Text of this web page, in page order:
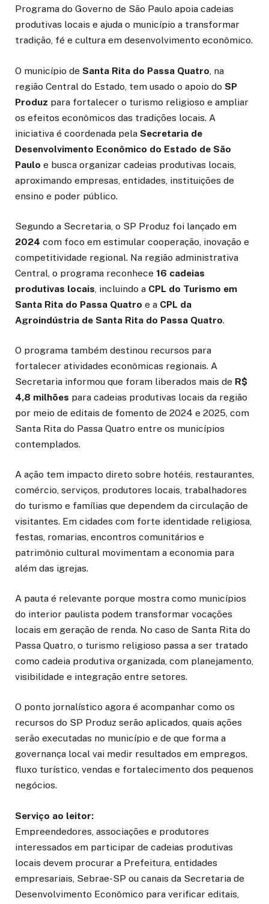
Programa do Governo de São Paulo apoia cadeias
produtivas locais e ajuda o município a transformar
tradição, fé e cultura em desenvolvimento econômico.
O município de Santa Rita do Passa Quatro , na
região Central do Estado, tem usado o apoio do SP
Produz para fortalecer o turismo religioso e ampliar
os efeitos econômicos das tradições locais. A
iniciativa é coordenada pela Secretaria de
Desenvolvimento Econômico do Estado de São
Paulo e busca organizar cadeias produtivas locais,
aproximando empresas, entidades, instituições de
ensino e poder público.
Segundo a Secretaria, o SP Produz foi lançado em
2024 com foco em estimular cooperação, inovação e
competitividade regional. Na região administrativa
Central, o programa reconhece 16 cadeias
produtivas locais , incluindo a CPL do Turismo em
Santa Rita do Passa Quatro e a CPL da
Agroindústria de Santa Rita do Passa Quatro.
O programa também destinou recursos para
fortalecer atividades econômicas regionais. A
Secretaria informou que foram liberados mais de R$
4,8 milhões para cadeias produtivas locais da região
por meio de editais de fomento de 2024 e 2025, com
Santa Rita do Passa Quatro entre os municípios
contemplados.
A ação tem impacto direto sobre hotéis, restaurantes,
comércio, serviços, produtores locais, trabalhadores
do turismo e famílias que dependem da circulação de
visitantes. Em cidades com forte identidade religiosa,
festas, romarias, encontros comunitários e
patrimônio cultural movimentam a economia para
além das igrejas.
A pauta é relevante porque mostra como municípios
do interior paulista podem transformar vocações
locais em geração de renda. No caso de Santa Rita do
Passa Quatro, o turismo religioso passa a ser tratado
como cadeia produtiva organizada, com planejamento,
visibilidade e integração entre setores.
O ponto jornalístico agora é acompanhar como os
recursos do SP Produz serão aplicados, quais ações
serão executadas no município e de que forma a
governança local vai medir resultados em empregos,
fluxo turístico, vendas e fortalecimento dos pequenos
negócios.
Serviço ao leitor:
Empreendedores, associações e produtores
interessados em participar de cadeias produtivas
locais devem procurar a Prefeitura, entidades
empresariais, Sebrae-SP ou canais da Secretaria de
Desenvolvimento Econômico para verificar editais,